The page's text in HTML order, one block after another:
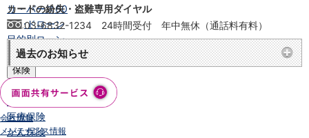
リ・バース60
カードローン
目的別ローン
目的別ローンマイページ
保険
TOP
個人年金保険
医療保険
がん保険
カードの紛失・盗難専用ダイヤル
03-6832-1234 24時間受付 年中無休（通話料有料）
過去のお知らせ
会社情報
メンテナンス情報